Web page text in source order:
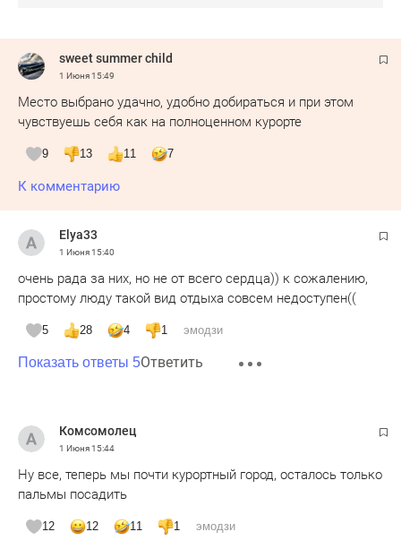
sweet summer child
1 Июня15:49
Место выбрано удачно, удобно добираться и при этом
чувствуешь себя как на полноценном курорте
9 13 11 7
К комментарию
Elya33
1 Июня15:40
очень рада за них, но не от всего сердца)) к сожалению,
простому люду такой вид отдыха совсем недоступен((
5 28 4 1 эмодзи
Показать ответы 5Ответить
Комсомолец
1 Июня15:44
Ну все, теперь мы почти курортный город, осталось только
пальмы посадить
12 12 11 1 эмодзи